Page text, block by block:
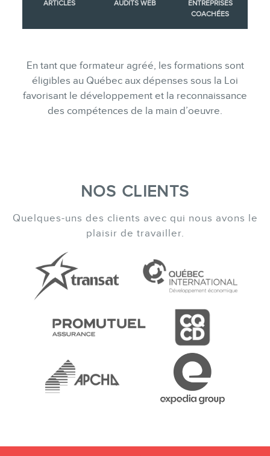
ARTICLES AUDITS WEB
ENTREPRISES
COACHÉES
En tant que formateur agréé, les formations sont
éligibles au Québec aux dépenses sous la Loi
favorisant le développement et la reconnaissance
des compétences de la main d’oeuvre.
NOS CLIENTS
Quelques-uns des clients avec qui nous avons le
plaisir de travailler.